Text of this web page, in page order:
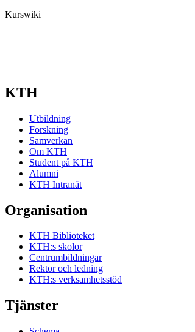
Kurswiki
KTH
Utbildning
Forskning
Samverkan
Om KTH
Student på KTH
Alumni
KTH Intranät
Organisation
KTH Biblioteket
KTH:s skolor
Centrumbildningar
Rektor och ledning
KTH:s verksamhetsstöd
Tjänster